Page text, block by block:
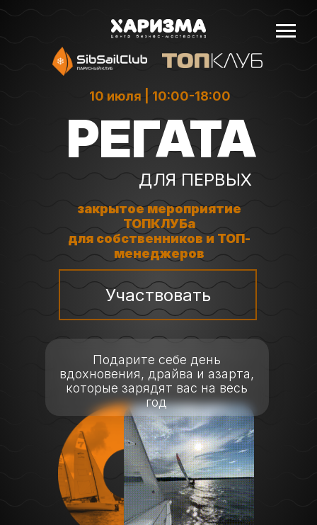
РЕГАТА
ДЛЯ ПЕРВЫХ
10 июля | 10:00-18:00
Участвовать
закрытое мероприятие
ТОПКЛУБа
для собственников и ТОП-
менеджеров
Подарите себе день
вдохновения, драйва и азарта,
которые зарядят вас на весь
год